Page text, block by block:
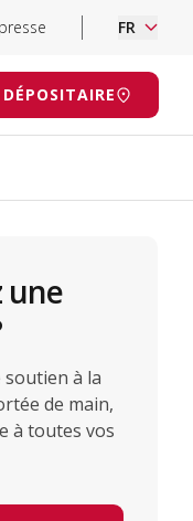
FR
une
à la
de main,
à toutes vos